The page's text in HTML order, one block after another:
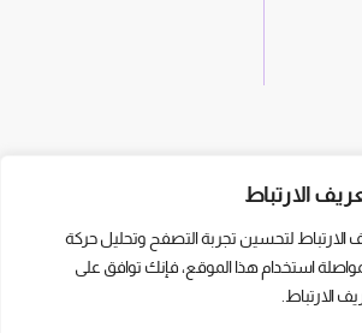
الارتباط
لتحسين تجربة التصفح وتحليل حركة
استخدام هذا الموقع، فإنك توافق على
الارتباط.